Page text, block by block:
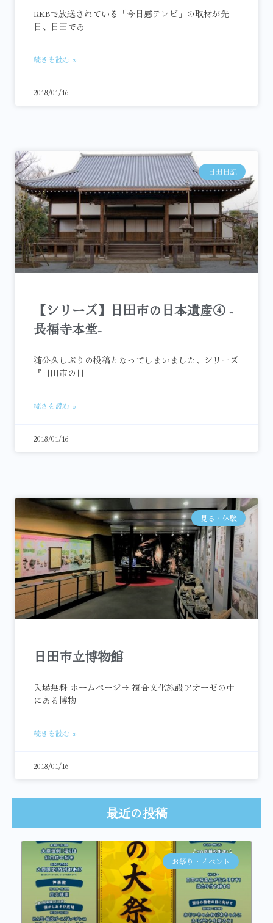
RKBで放送されている「今日感テレビ」の取材が先
日、日田であ
続きを読む »
2018/01/16
日田日記
【シリーズ】日田市の日本遺産④ -
長福寺本堂-
随分久しぶりの投稿となってしまいました、シリーズ
『日田市の日
続きを読む »
2018/01/16
見る・体験
日田市立博物館
入場無料 ホームページ→ 複合文化施設アオーゼの中
にある博物
続きを読む »
2018/01/16
最近の投稿
お祭り・イベント